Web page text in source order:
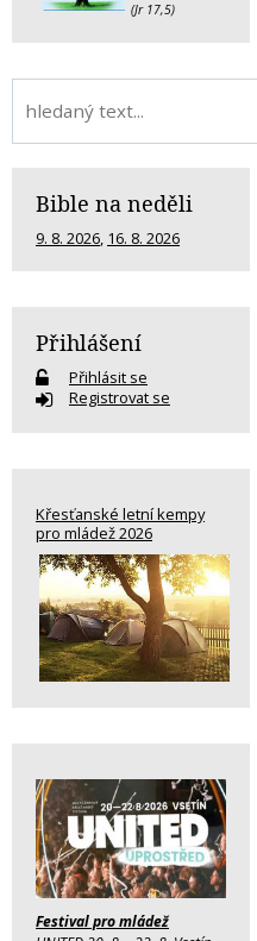
(Jr 17,5)
Bible na neděli
9. 8. 2026, 16. 8. 2026
Přihlášení
Přihlásit se
Registrovat se
Křesťanské letní kempy
pro mládež 2026
Festival pro mládež